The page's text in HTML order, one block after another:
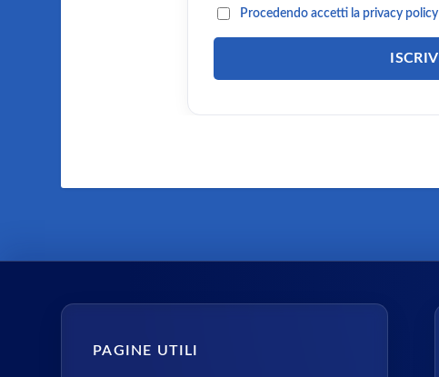
Procedendo accetti la privacy policy
PAGINE UTILI